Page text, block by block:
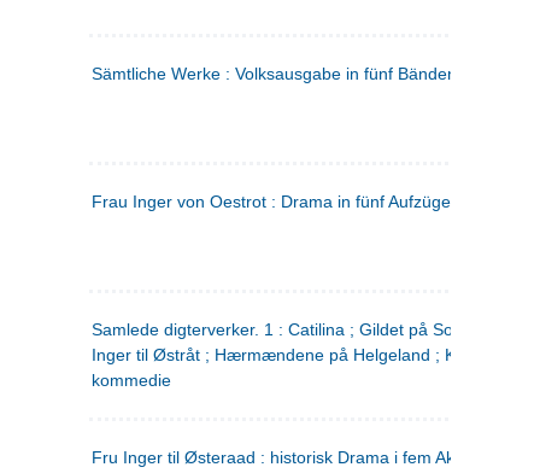
Sämtliche Werke : Volksausgabe in fünf Bänden
Frau Inger von Oestrot : Drama in fünf Aufzügen
Samlede digterverker. 1 : Catilina ; Gildet på Solhaug ; Fru
Inger til Østråt ; Hærmændene på Helgeland ;
kommedie
Fru Inger til Østeraad : historisk Drama i fem Akter